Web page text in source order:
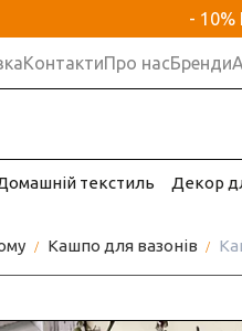
-
КонтактиПро насБренди
текстиль Декор
Кашпо для вазонів